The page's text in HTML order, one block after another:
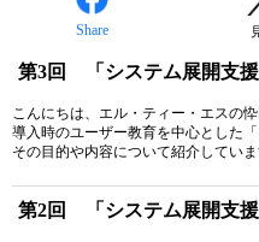
Share
第3回 「システム展開支援
こんにちは、エル・ティー・エスの
導入時のユーザー教育を中心とした
その目的や内容について紹介してい
第2回 「システム展開支援